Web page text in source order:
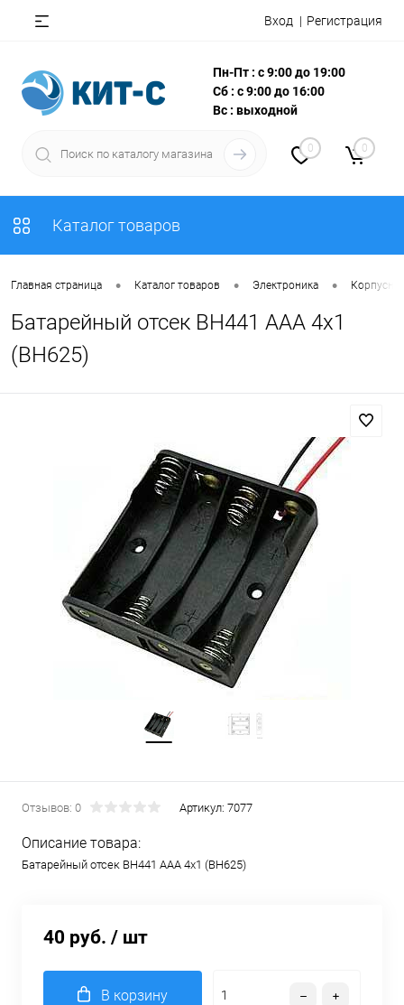
Вход Регистрация
Пн-Пт : с 9:00 до 19:00
Сб : с 9:00 до 16:00
Вс : выходной
0 0
Каталог товаров
Главная страница • Каталог товаров • Электроника •
Батарейный отсек BH441 AAA 4x1
(BH625)
Отзывов: 0 Артикул: 7077
Описание товара:
Батарейный отсек BH441 AAA 4x1 (BH625)
40 руб. / шт
В корзину